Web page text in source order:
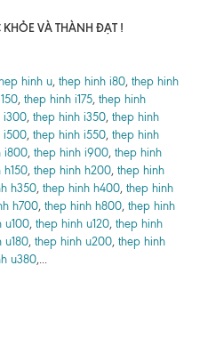
VÀ THÀNH ĐẠT !
hinh u, thep hinh i80, thep hinh
, thep hinh i175, thep hinh
i300, thep hinh i350, thep hinh
i500, thep hinh i550, thep hinh
i800, thep hinh i900, thep hinh
h150, thep hinh h200, thep hinh
h350, thep hinh h400, thep hinh
h700, thep hinh h800, thep hinh
u100, thep hinh u120, thep hinh
u180, thep hinh u200, thep hinh
u380,...